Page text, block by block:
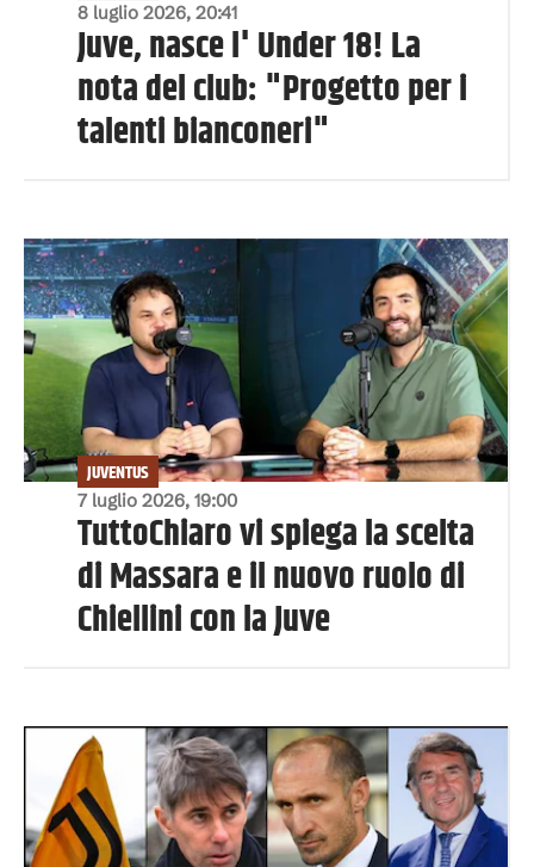
8 luglio 2026, 20:41
Juve, nasce l' Under 18! La
nota del club: "Progetto per i
talenti bianconeri"
7 luglio 2026, 19:00
JUVENTUS
TuttoChiaro vi spiega la scelta
di Massara e il nuovo ruolo di
Chiellini con la Juve